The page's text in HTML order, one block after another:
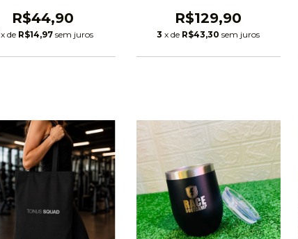
R$44,90
x de R$14,97 sem juros
R$129,90
3 x de R$43,30 sem juros